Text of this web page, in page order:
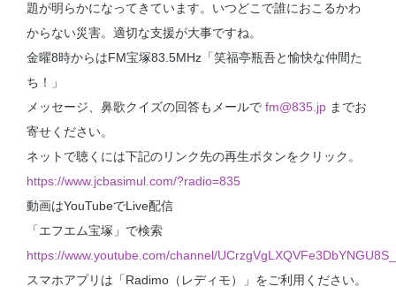
題が明らかになってきています。いつどこで誰におこるかわ
からない災害。適切な支援が大事ですね。
金曜8時からはFM宝塚83.5MHz 「笑福亭瓶吾と愉快な仲間た
ち！」
メッセージ、鼻歌クイズの回答もメールで fm@835.jp までお
寄せください。
ネットで聴くには下記のリンク先の再生ボタンをクリック。
https://www.jcbasimul.com/?radio=835
動画はYouTubeでLive配信
「エフエム宝塚」で検索
https://www.youtube.com/channel/
スマホアプリは 「Radimo（レディモ）」をご利用ください。